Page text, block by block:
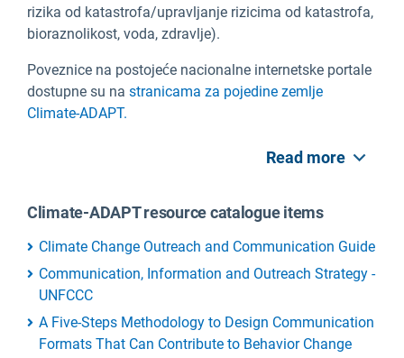
rizika od katastrofa/upravljanje rizicima od katastrofa,
bioraznolikost, voda, zdravlje).
Poveznice na postojeće nacionalne internetske portale
dostupne su na stranicama za pojedine zemlje
Climate-ADAPT.
Read more
Climate-ADAPT resource catalogue items
Climate Change Outreach and Communication Guide
Communication, Information and Outreach Strategy -
UNFCCC
A Five-Steps Methodology to Design Communication
Formats That Can Contribute to Behavior Change